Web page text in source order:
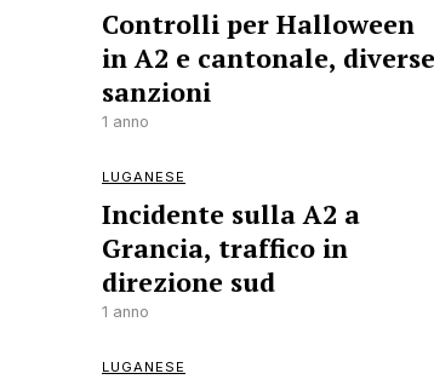
Controlli per Halloween
in A2 e cantonale, diverse
sanzioni
1 anno
LUGANESE
Incidente sulla A2 a
Grancia, traffico in
direzione sud
1 anno
LUGANESE